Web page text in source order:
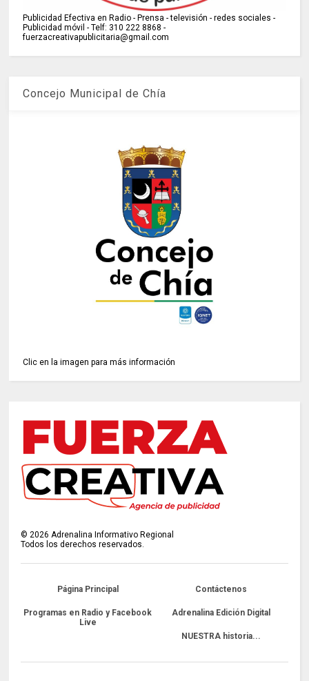
Publicidad Efectiva en Radio - Prensa - televisión - redes sociales -
Publicidad móvil - Telf: 310 222 8868 -
fuerzacreativapublicitaria@gmail.com
Concejo Municipal de Chía
Clic en la imagen para más información
© 2026 Adrenalina Informativo Regional
Todos los derechos reservados.
Página Principal Contáctenos
Programas en Radio y Facebook
Live
Adrenalina Edición Digital
NUESTRA historia...